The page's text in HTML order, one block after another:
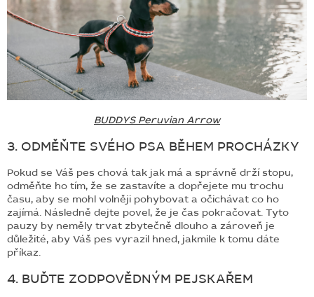
BUDDYS Peruvian Arrow
3. ODMĚŇTE SVÉHO PSA BĚHEM PROCHÁZKY
Pokud se Váš pes chová tak jak má a správně drží stopu,
odměňte ho tím, že se zastavíte a dopřejete mu trochu
času, aby se mohl volněji pohybovat a očichávat co ho
zajímá. Následně dejte povel, že je čas pokračovat. Tyto
pauzy by neměly trvat zbytečně dlouho a zároveň je
důležité, aby Váš pes vyrazil hned, jakmile k tomu dáte
příkaz.
4. BUĎTE ZODPOVĚDNÝM PEJSKAŘEM